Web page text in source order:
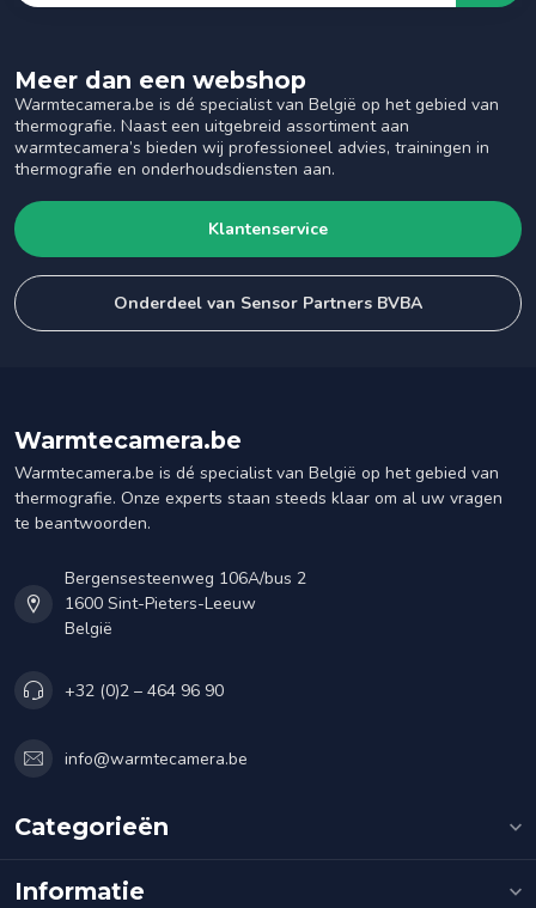
Meer dan een webshop
Warmtecamera.be is dé specialist van België op het gebied van
thermografie. Naast een uitgebreid assortiment aan
warmtecamera’s bieden wij professioneel advies, trainingen in
thermografie en onderhoudsdiensten aan.
Klantenservice
Onderdeel van Sensor Partners BVBA
Warmtecamera.be
Warmtecamera.be is dé specialist van België op het gebied van
thermografie. Onze experts staan steeds klaar om al uw vragen
te beantwoorden.
Bergensesteenweg 106A/bus 2
1600 Sint-Pieters-Leeuw
België
+32 (0)2 – 464 96 90
info@warmtecamera.be
Categorieën
Informatie